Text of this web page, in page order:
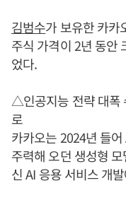
김범수가 보유한 카카
주식 가격이 2년 동안
었다.
△인공지능 전략 대폭
로
카카오는 2024년 들
주력해 오던 생성형
신 AI 응용 서비스 개